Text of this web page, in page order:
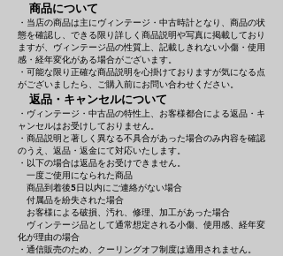
商品について
・当店の商品は主にヴィンテージ・中古時計となり、商品の状
態を確認し、できる限り詳しく商品説明や写真に掲載しており
ますが、ヴィンテージ品の性質上、記載しきれない小傷・使用
感・経年変化がある場合がございます。
・可能な限り正確な商品説明を心掛けておりますが気になる点
がございましたら、ご購入前にお問い合わせください。
返品・キャンセルについて
・ヴィンテージ・中古品の特性上、お客様都合による返品・キ
ャンセルはお受けしておりません。
・商品説明と著しく異なる不具合があった場合のみ内容を確認
のうえ、返品・返金にて対応いたします。
・以下の場合は返品をお受けできません。
一度ご使用になられた商品
商品到着後5日以内にご連絡がない場合
付属品を紛失された場合
お客様による破損、汚れ、修理、加工があった場合
ヴィンテージ品として通常想定される小傷、使用感、経年変
化が理由の場合
・通信販売のため、クーリングオフ制度は適用されません。